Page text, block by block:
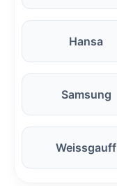
Hansa
Samsung
Weissgauff